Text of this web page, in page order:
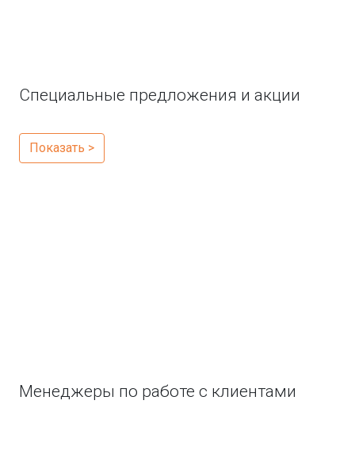
Специальные предложения и акции
Показать >
Менеджеры по работе с клиентами